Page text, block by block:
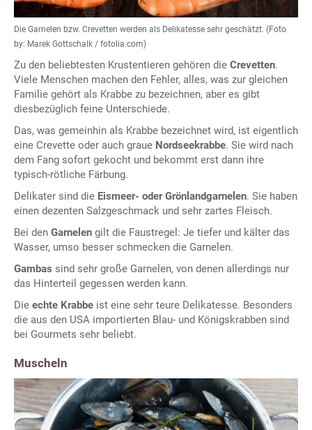
Die Garnelen bzw. Crevetten werden als Delikatesse sehr geschätzt. (Foto
by: Marek Gottschalk / fotolia.com)
Zu den beliebtesten Krustentieren gehören die Crevetten.
Viele Menschen machen den Fehler, alles, was zur gleichen
Familie gehört als Krabbe zu bezeichnen, aber es gibt
diesbezüglich feine Unterschiede.
Das, was gemeinhin als Krabbe bezeichnet wird, ist eigentlich
eine Crevette oder auch graue Nordseekrabbe. Sie wird nach
dem Fang sofort gekocht und bekommt erst dann ihre
typisch-rötliche Färbung.
Delikater sind die Eismeer- oder Grönlandgarnelen. Sie haben
einen dezenten Salzgeschmack und sehr zartes Fleisch.
Bei den Garnelen gilt die Faustregel: Je tiefer und kälter das
Wasser, umso besser schmecken die Garnelen.
Gambas sind sehr große Garnelen, von denen allerdings nur
das Hinterteil gegessen werden kann.
Die echte Krabbe ist eine sehr teure Delikatesse. Besonders
die aus den USA importierten Blau- und Königskrabben sind
bei Gourmets sehr beliebt.
Muscheln